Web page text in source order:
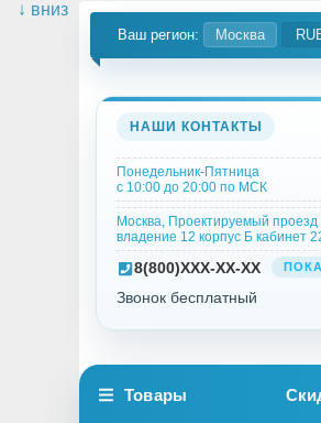
↓ вниз
Ваш регион: Москва
НАШИ КОНТАКТЫ
Понедельник-Пятница
с 10:00 до 20:00 по МСК
Москва, Проектируемый проезд
владение 12 корпус Б кабинет
8(800)XXX-XX-XX
Звонок бесплатный
Товары